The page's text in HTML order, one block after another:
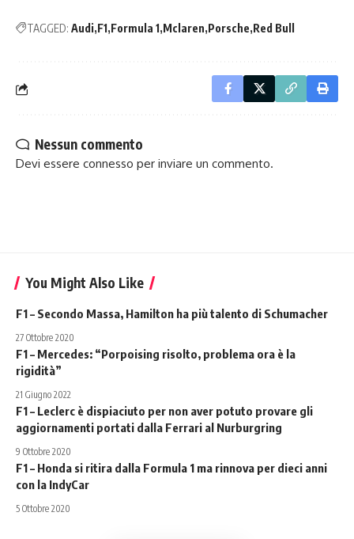
TAGGED: Audi F1 Formula 1 Mclaren Porsche Red Bull
Nessun commento
Devi essere connesso per inviare un commento.
You Might Also Like
F1 – Secondo Massa, Hamilton ha più talento di Schumacher
27 Ottobre 2020
F1 – Mercedes: “Porpoising risolto, problema ora è la
rigidità”
21 Giugno 2022
F1 – Leclerc è dispiaciuto per non aver potuto provare gli
aggiornamenti portati dalla Ferrari al Nurburgring
9 Ottobre 2020
F1 – Honda si ritira dalla Formula 1 ma rinnova per dieci anni
con la IndyCar
5 Ottobre 2020